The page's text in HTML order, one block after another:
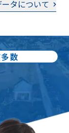
タについて
数